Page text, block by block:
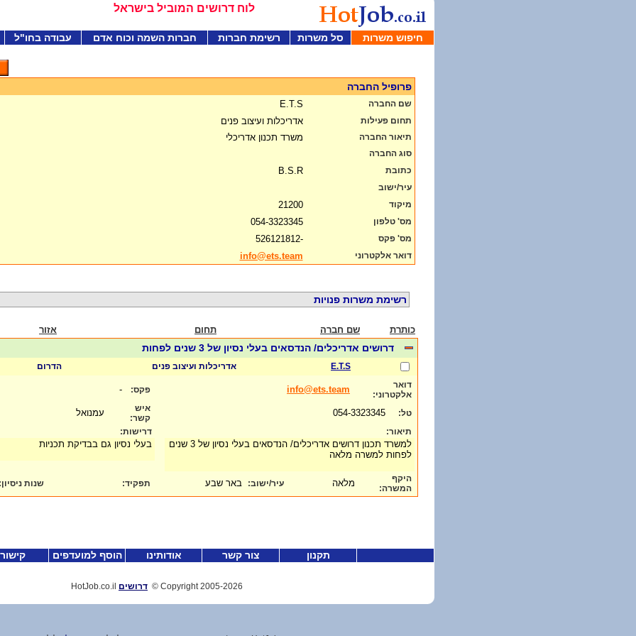
לוח דרושים המוביל בישראל
חיפוש משרות סל משרות רשימת חברות חברות השמה וכוח אדם עבודה בחו"ל
פרופיל החברה
שם החברה E.T.S
תחום פעילות אדריכלות ועיצוב פנים
תיאור החברה משרד תכנון אדריכלי
סוג החברה
כתובת
B.S.R
עיר/ישוב
מיקוד
21200
מס' טלפון 054-3323345
מס' פקס -526121812
דואר אלקטרוני info@ets.team
רשימת משרות פנויות
כותרת שם חברה תחום אזור
דרושים אדריכלים/ הנדסאים בעלי נסיון של 3 שנים לפחות
E.T.S אדריכלות ועיצוב פנים הדרום
דואר
אלקטרוני:
info@ets.team פקס: -
טל:
איש
קשר:
עמנואל
תיאור:
למשרד תכנון דרושים אדריכלים/ הנדסאים בעלי נסיון של 3 שנים
לפחות למשרה מלאה
דרישות:
בעלי נסיון גם בבדיקת תכניות
היקף
המשרה:
מלאה עיר/ישוב: באר שבע תפקיד: שנות ניסיון:
תקנון צור קשר אודותינו הוסף למועדפים
Copyright 2005-2026
© דרושים